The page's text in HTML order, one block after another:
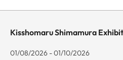
Kisshomaru Shimamura
01/08/2026 - 01/10/2026